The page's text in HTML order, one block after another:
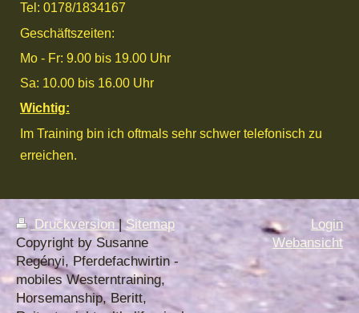
Tel: 0178/1834167
Geschäftszeiten:
Mo - Fr: 9.00 bis 19.00 Uhr
Sa: 10.00 bis 16.00 Uhr
Wichtig:
Im Training bin ich oftmals sehr schwer telefonisch zu
erreichen.
Druckversion| Sitemap
Copyright by Susanne
Regényi, Pferdefachwirtin -
mobiles Westerntraining,
Horsemanship, Beritt,
Login
Webansicht